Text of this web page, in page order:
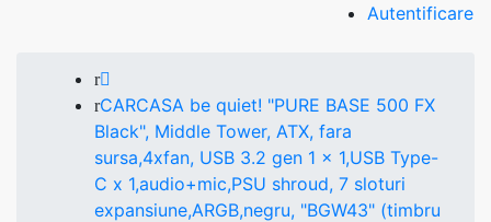
Autentificare
CARCASA be quiet! "PURE BASE 500 FX
Black", Middle Tower, ATX, fara
sursa,4xfan, USB 3.2 gen 1 x 1,USB Type-
C x 1,audio+mic,PSU shroud, 7 sloturi
expansiune,ARGB,negru, "BGW43" (timbru